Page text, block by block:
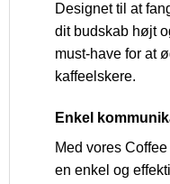
Designet til at
dit budskab højt
must-have for at
kaffeelskere.
Enkel
Med vores
en enkel og